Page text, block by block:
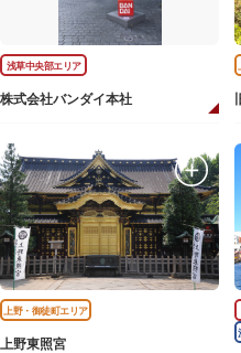
浅草中央部エリア
株式会社バンダイ本社
上野・御徒町エリア
上野東照宮